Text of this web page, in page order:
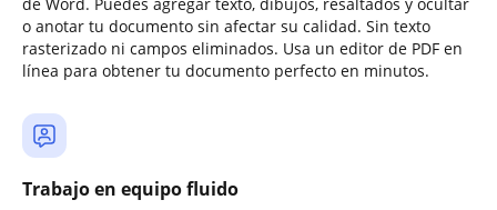
o anotar tu documento sin afectar su calidad. Sin texto
rasterizado ni campos eliminados. Usa un editor de PDF en
línea para obtener tu documento perfecto en minutos.
Trabajo en equipo fluido